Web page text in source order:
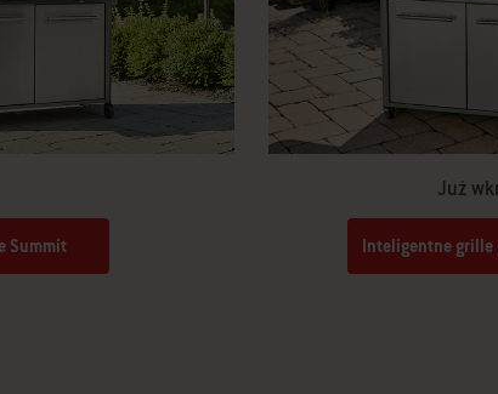
Summit
Już
Inteligentne grille